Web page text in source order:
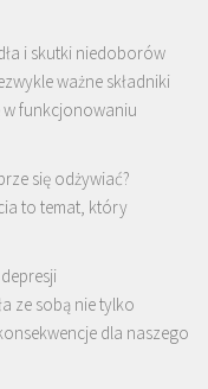
i skutki niedoborów
ważne składniki
funkcjonowaniu
się odżywiać?
to temat, który
ze sobą nie tylko
dla naszego